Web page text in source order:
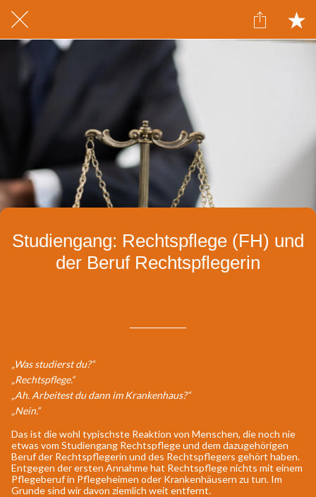
Studiengang: Rechtspflege (FH) und
der Beruf Rechtspflegerin
„Was studierst du?“
„Rechtspflege.“
„Ah. Arbeitest du dann im Krankenhaus?“
„Nein.“
Das ist die wohl typischste Reaktion von Menschen, die noch nie
etwas vom Studiengang Rechtspflege und dem dazugehörigen
Beruf der Rechtspflegerin und des Rechtspflegers gehört haben.
Entgegen der ersten Annahme hat Rechtspflege nichts mit einem
Pflegeberuf in Pflegeheimen oder Krankenhäusern zu tun. Im
Grunde sind wir davon ziemlich weit entfernt.